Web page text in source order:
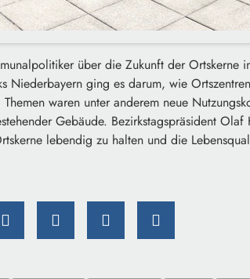
über die Zukunft der Ortskerne
Niederbayern ging es darum, wie
waren unter anderem neue
Gebäude. Bezirkstagspräsident Olaf
lebendig zu halten und die